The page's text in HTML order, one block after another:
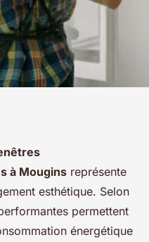
à
sur mesure
lecture
à Mougins représente
esthétique. Selon
permettent
énergétique